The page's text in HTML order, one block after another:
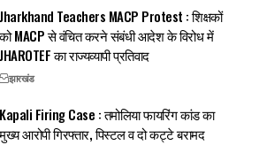
Jharkhand Teachers MACP Protest : शिक्षकों
को MACP से वंचित करने संबंधी आदेश के विरोध में
JHAROTEF का राज्यव्यापी प्रतिवाद
झारखंड
Kapali Firing Case : तमोलिया फायरिंग कांड का
मुख्य आरोपी गिरफ्तार, पिस्टल व दो कट्टे बरामद